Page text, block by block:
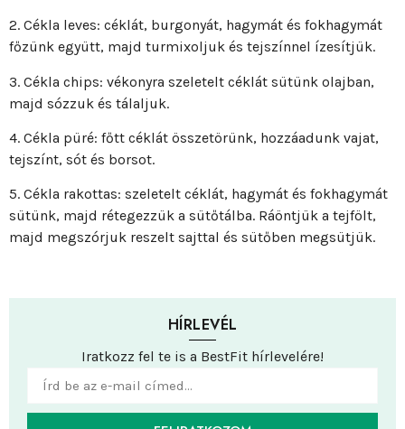
HÍRLEVÉL
Iratkozz fel te is a BestFit hírlevelére!
2. Cékla leves: céklát, burgonyát, hagymát és fokhagymát
főzünk együtt, majd turmixoljuk és tejszínnel ízesítjük.
3. Cékla chips: vékonyra szeletelt céklát sütünk olajban,
majd sózzuk és tálaljuk.
4. Cékla püré: főtt céklát összetörünk, hozzáadunk vajat,
tejszínt, sót és borsot.
5. Cékla rakottas: szeletelt céklát, hagymát és fokhagymát
sütünk, majd rétegezzük a sütőtálba. Ráöntjük a tejfölt,
majd megszórjuk reszelt sajttal és sütőben megsütjük.